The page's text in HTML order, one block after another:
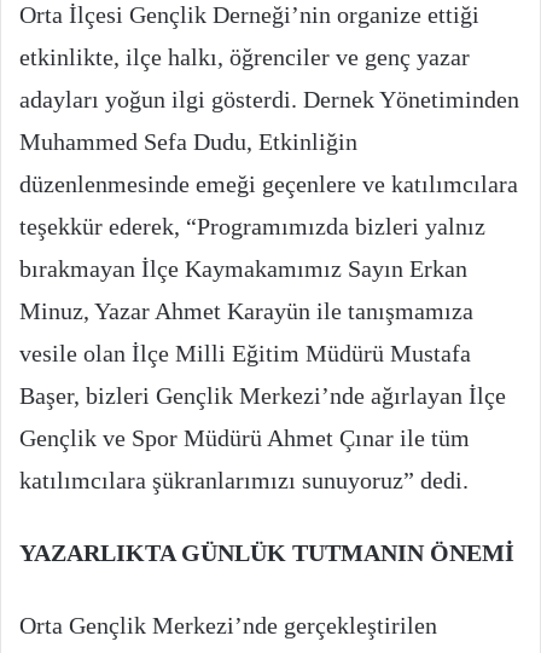
Orta İlçesi Gençlik Derneği’nin organize ettiği
etkinlikte, ilçe halkı, öğrenciler ve genç yazar
adayları yoğun ilgi gösterdi. Dernek Yönetiminden
Muhammed Sefa Dudu, Etkinliğin
düzenlenmesinde emeği geçenlere ve katılımcılara
teşekkür ederek, “Programımızda bizleri yalnız
bırakmayan İlçe Kaymakamımız Sayın Erkan
Minuz, Yazar Ahmet Karayün ile tanışmamıza
vesile olan İlçe Milli Eğitim Müdürü Mustafa
Başer, bizleri Gençlik Merkezi’nde ağırlayan İlçe
Gençlik ve Spor Müdürü Ahmet Çınar ile tüm
katılımcılara şükranlarımızı sunuyoruz” dedi.
YAZARLIKTA GÜNLÜK TUTMANIN ÖNEMİ
Orta Gençlik Merkezi’nde gerçekleştirilen